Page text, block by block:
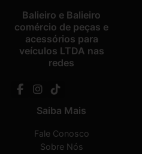
Balieiro e Balieiro
comércio de peças e
acessórios para
veículos LTDA nas
redes
Saiba Mais
Fale Conosco
Sobre Nós